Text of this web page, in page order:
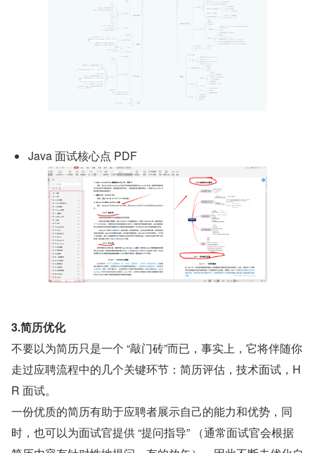
Java 面试核心点 PDF
3.简历优化
不要以为简历只是一个 “敲门砖”而已，事实上，它将伴随你
走过应聘流程中的几个关键环节：简历评估，技术面试，H
R 面试。
一份优质的简历有助于应聘者展示自己的能力和优势，同
时，也可以为面试官提供 “提问指导” （通常面试官会根据